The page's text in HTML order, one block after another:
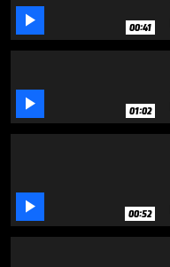
1
minute,
2
seconds
 00:41
 01:02
 00:52